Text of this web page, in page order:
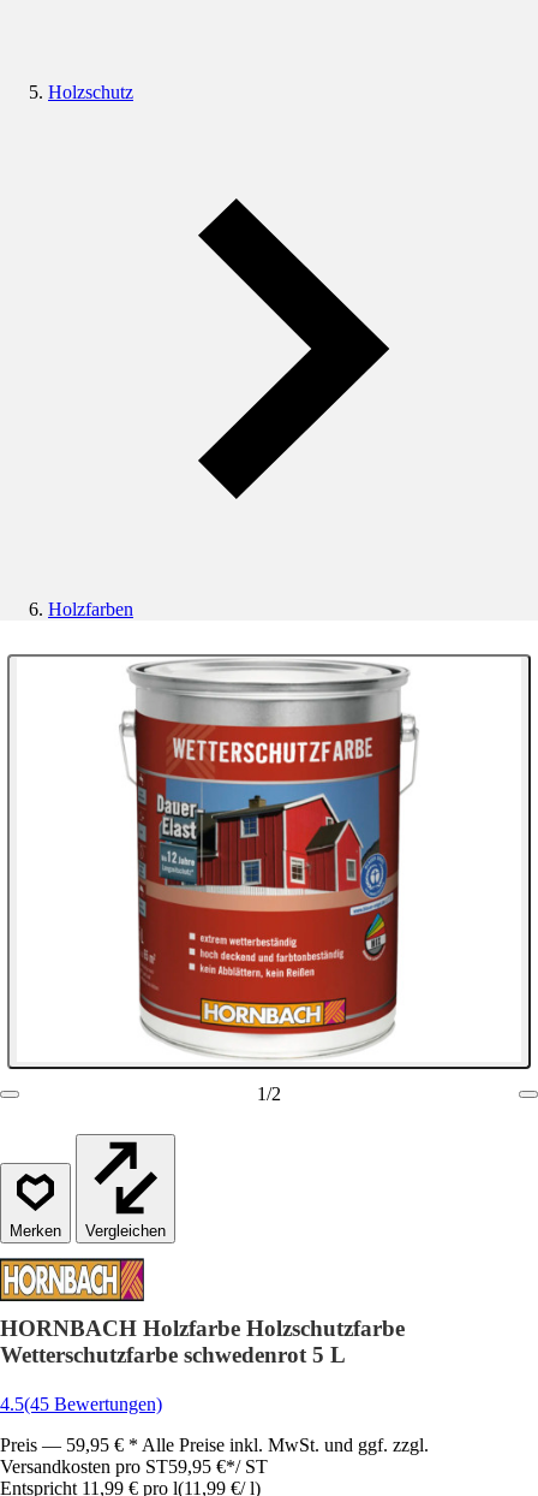
Holzschutz
Holzfarben
1/2
Vergleichen
HORNBACH Holzfarbe Holzschutzfarbe
Wetterschutzfarbe schwedenrot 5 L
4.5(45 Bewertungen)
Preis — 59,95 € * Alle Preise inkl. MwSt. und ggf. zzgl.
Versandkosten pro ST59,95 €*/ ST
Entspricht 11,99 € pro l(11,99 €/ l)